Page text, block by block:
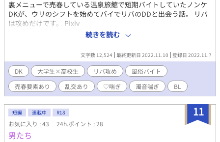
反り陰茎の持ち主・坂口は、韮川の太マラを扱き、佑司をサポー
トする。高瀬のブースから「恒征、ふざけんな……んっ、そ
こ！」という声が聞こえ、佑司の心は好奇心と羞恥でざわつく。
「男の体なのに……なんでこんなに疼くんだよ」。反対隣りのブ
ースから客の笑いが漏れる中、フェラチオの水音、アナルファッ
クの快感で漏れる喘ぎ声がBGMに混ざって部屋に響く。ノンケの
佑司は、松谷の16cmの陰茎をフェラし、指で前立腺を刺激されな
がら、バージンアナルを3本の指でほぐされる。「先輩の指の動き
でビクビク……恥ずかしいのに、チンポから汁が」。ブースの薄
いカーテンを隔てた日常の喧騒が、秘密の熱気を煽り立てる。イ
ンカレの夜から続く、学園祭の熱いマッサージ――それは、汗と
ローションの渦の中で、ノンケの限界を試す禁断の誘惑として、
佑司の胸をざわつかせていた。 （過激な描写を含むため、18歳以
上の読者に限定） 【シリーズ第1作「男子体操部 深夜の団体戦」
の続編です。】
裏メニューで売春している温泉旅館で短期バイトしていたノンケ
DKが、ウリのシフトを始めてバイでリバのDDと出会う話。 リバ
は攻めだけです。 Pixiv
https://www.pixiv.net/novel/show.php?id=18818200 ムーンラ
イトノベルズ https://novel18.syosetu.com/n6449il/ fujossy
https://fujossy.jp/books/30376 ハーメルン
https://syosetu.org/novel/406686/
続きを読む
文字数 12,524 最終更新日 2022.11.10 登録日 2022.11.7
DK 大学生×高校生 リバ攻め
風俗バイト
売春要素あり
乱交あり ♡喘ぎ 濁音喘ぎ BL
11
短編 連載中 R18
お気に入り : 43 24h.ポイント : 28
男たち